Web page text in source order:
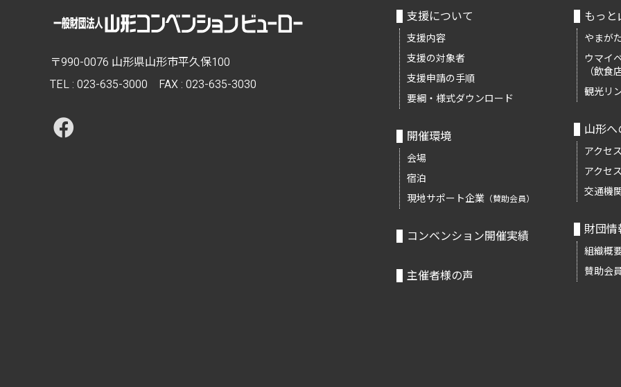
支援について
支援内容
支援の対象者
支援申請の手順
要綱・様式ダウンロード
開催環境
会場
宿泊
現地サポート企業 （賛助会員）
コンベンション開催実績
主催者様の声
もっと
やまが
ウマイ
（飲食
観光リ
山形へ
アクセ
アクセ
交通機
財団情
組織概
賛助会
〒990-0076 山形県山形市平久保100
TEL : 023-635-3000 FAX : 023-635-3030